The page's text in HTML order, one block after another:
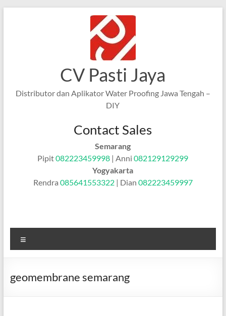
CV Pasti Jaya
Distributor dan Aplikator Water Proofing Jawa Tengah –
DIY
Contact Sales
Semarang
Pipit082223459998 | Anni082129129299
Yogyakarta
Rendra 085641553322| Dian 082223459997
geomembrane semarang